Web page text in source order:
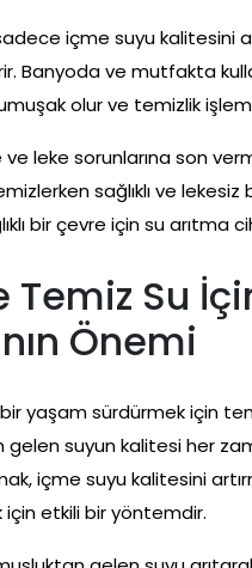
içme suyu kalitesini
Banyoda ve mutfakta
olur ve temizlik
leke sorunlarına son
sağlıklı ve lekesiz
bir çevre için su arıtma
Temiz Su
Önemi
bir yaşam sürdürmek için
suyun kalitesi her
içme suyu kalitesini
etkili bir yöntemdir.